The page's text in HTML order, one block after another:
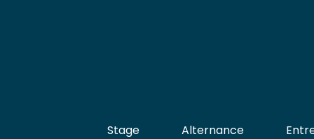
Stage Alternance